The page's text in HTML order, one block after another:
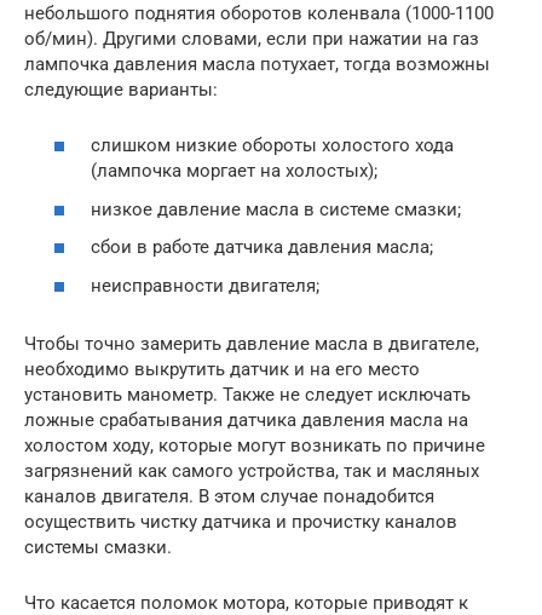
небольшого поднятия оборотов коленвала (1000-1100
об/мин). Другими словами, если при нажатии на газ
лампочка давления масла потухает, тогда возможны
следующие варианты:
слишком низкие обороты холостого хода
(лампочка моргает на холостых);
низкое давление масла в системе смазки;
сбои в работе датчика давления масла;
неисправности двигателя;
Чтобы точно замерить давление масла в двигателе,
необходимо выкрутить датчик и на его место
установить манометр. Также не следует исключать
ложные срабатывания датчика давления масла на
холостом ходу, которые могут возникать по причине
загрязнений как самого устройства, так и масляных
каналов двигателя. В этом случае понадобится
осуществить чистку датчика и прочистку каналов
системы смазки.
Что касается поломок мотора, которые приводят к